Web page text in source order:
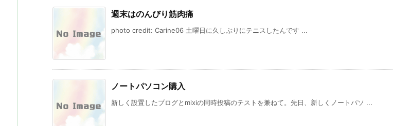
週末はのんびり筋肉痛
photo credit: Carine06 土曜日に久しぶりにテニスしたんです ...
ノートパソコン購入
新しく設置したブログとmixiの同時投稿のテストを兼ねて。先日、新しくノートパソ ...